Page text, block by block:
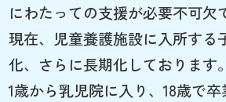
にわたっての支援が必要不可欠
現在、児童養護施設に入所する
化、さらに長期化しております。
1歳から乳児院に入り、18歳で